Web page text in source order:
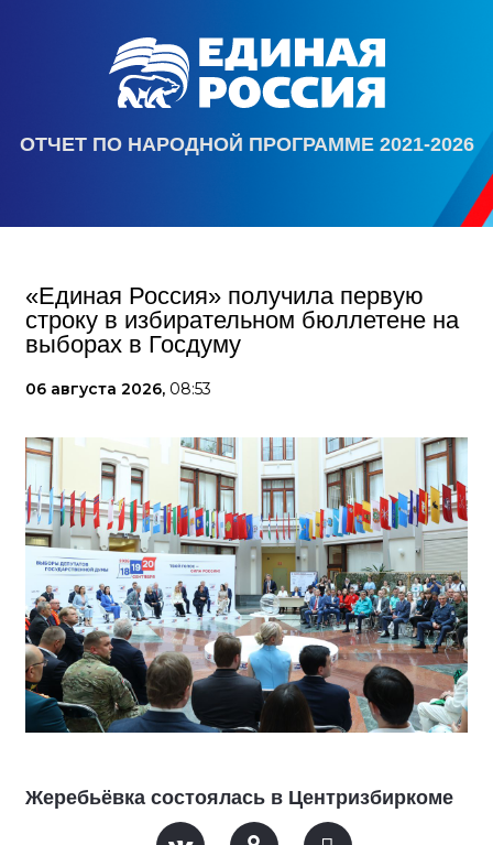
ОТЧЕТ ПО НАРОДНОЙ ПРОГРАММЕ 2021-2026
«Единая Россия» получила первую
строку в избирательном бюллетене на
выборах в Госдуму
06 августа 2026, 08:53
Жеребьёвка состоялась в Центризбиркоме